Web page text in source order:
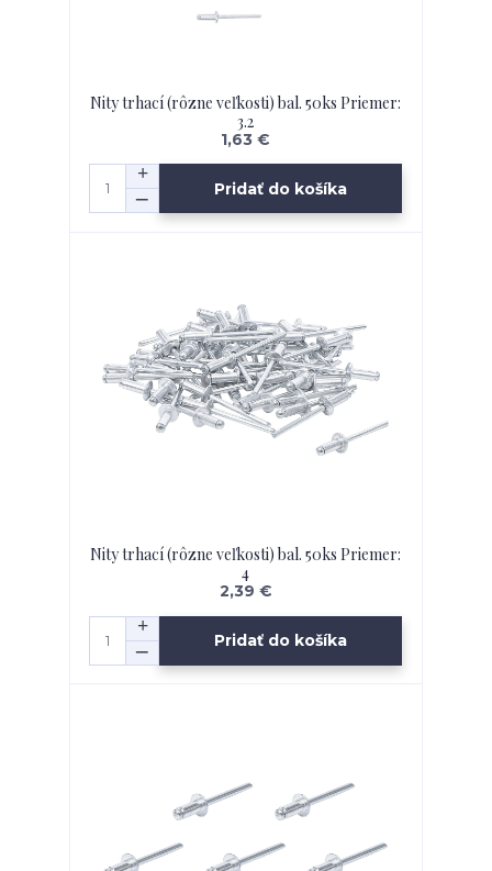
Nity trhací (rôzne veľkosti) bal. 50ks Priemer:
3.2
1,63 €
Pridať do košíka
Nity trhací (rôzne veľkosti) bal. 50ks Priemer:
4
2,39 €
Pridať do košíka